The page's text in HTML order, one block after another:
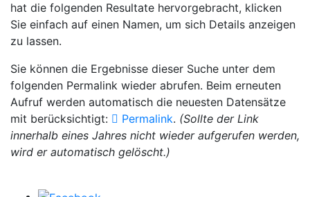
hat die folgenden Resultate hervorgebracht, klicken
Sie einfach auf einen Namen, um sich Details anzeigen
zu lassen.
Sie können die Ergebnisse dieser Suche unter dem
folgenden Permalink wieder abrufen. Beim erneuten
Aufruf werden automatisch die neuesten Datensätze
mit berücksichtigt:
Permalink. (Sollte der Link
innerhalb eines Jahres nicht wieder aufgerufen werden,
wird er automatisch gelöscht.)